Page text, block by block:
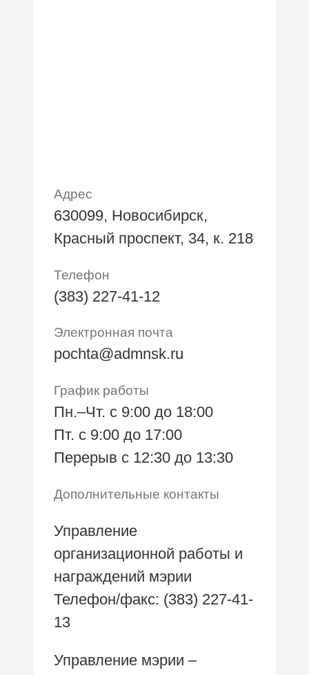
Адрес
630099, Новосибирск,
Красный проспект, 34, к. 218
Телефон
(383) 227-41-12
Электронная почта
pochta@admnsk.ru
График работы
Пн.–Чт. с 9:00 до 18:00
Пт. с 9:00 до 17:00
Перерыв с 12:30 до 13:30
Дополнительные контакты
Управление
организационной работы и
награждений мэрии
Телефон/факс: (383) 227-41-
13
Управление мэрии –